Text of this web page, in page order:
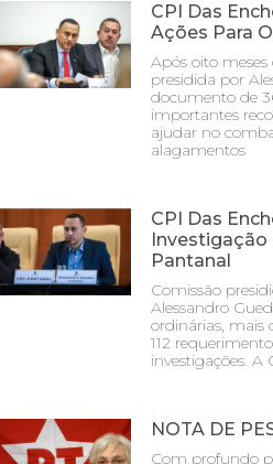
CPI Das
Ações Para
Após oito
presidida por
documento de
importantes
ajudar no
alagamentos
CPI Das
Investigação
Pantanal
Comissão
Alessandro
ordinárias, mais
112
investigações.
NOTA DE
Com profundo